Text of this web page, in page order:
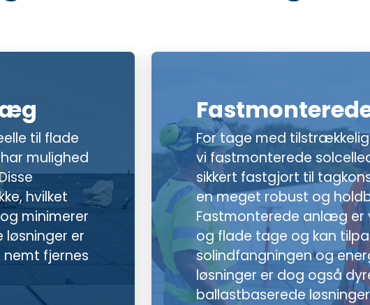
til flade
mulighed
hvilket
minimerer
er
fjernes
For tage med
vi fastmonterede
sikkert fastgjort til
en meget robust og
Fastmonterede anlæg er
og flade tage og kan
solindfangningen og
løsninger er dog også
ballastbaserede